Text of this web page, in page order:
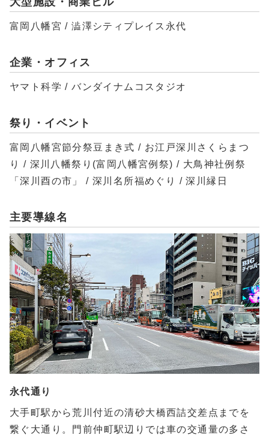
富岡八幡宮 / 澁澤シティプレイス永代
企業・オフィス
ヤマト科学 / バンダイナムコスタジオ
祭り・イベント
富岡八幡宮節分祭豆まき式 / お江戸深川さくらまつ
り / 深川八幡祭り(富岡八幡宮例祭) / 大鳥神社例祭
「深川酉の市」 / 深川名所福めぐり / 深川縁日
主要導線名
永代通り
大手町駅から荒川付近の清砂大橋西詰交差点までを
繋ぐ大通り。門前仲町駅辺りでは車の交通量の多さ